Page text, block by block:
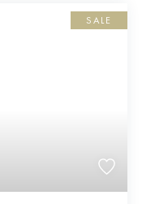
SALE